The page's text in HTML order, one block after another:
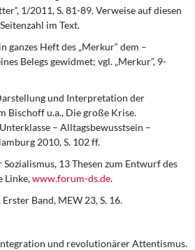
1/2011, S. 81-89. Verweise auf diesen
im Text.
ganzes Heft des „Merkur“ dem –
Belegs gewidmet; vgl. „Merkur“, 9-
und Interpretation der
Bischoff u.a., Die große Krise.
– Alltagsbewusstsein –
2010, S. 102 ff.
13 Thesen zum Entwurf des
Linke,www.forum-ds.de.
Band, MEW 23, S. 16.
und revolutionärer Attentismus.